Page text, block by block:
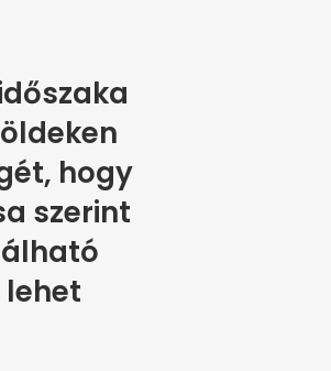
hogy
szerint